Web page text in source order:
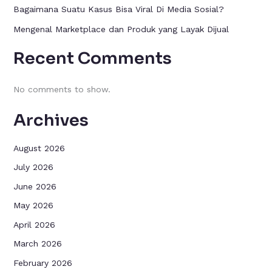
Bagaimana Suatu Kasus Bisa Viral Di Media Sosial?
Mengenal Marketplace dan Produk yang Layak Dijual
Recent Comments
No comments to show.
Archives
August 2026
July 2026
June 2026
May 2026
April 2026
March 2026
February 2026